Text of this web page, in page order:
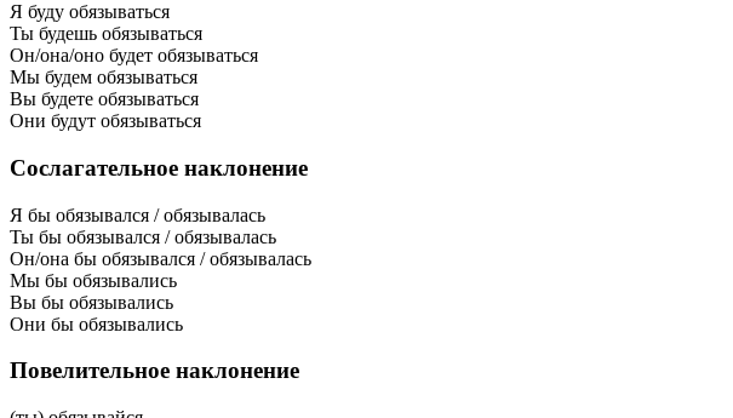
Я буду обязываться
Ты будешь обязываться
Он/она/оно будет обязываться
Мы будем обязываться
Вы будете обязываться
Они будут обязываться
Сослагательное наклонение
Я бы обязывался / обязывалась
Ты бы обязывался / обязывалась
Он/она бы обязывался / обязывалась
Мы бы обязывались
Вы бы обязывались
Они бы обязывались
Повелительное наклонение